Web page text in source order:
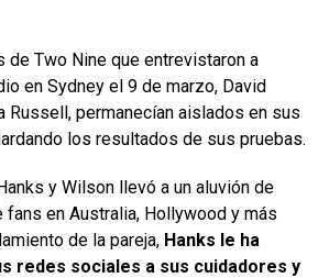
de Two Nine que entrevistaron a
en Sydney el 9 de marzo, David
Russell, permanecían aislados en sus
los resultados de sus pruebas.
y Wilson llevó a un aluvión de
en Australia, Hollywood y más
de la pareja, Hanks le ha
redes sociales a sus cuidadores y